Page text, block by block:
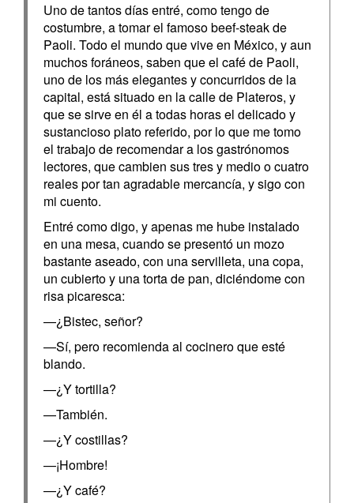
Uno de tantos días entré, como tengo de
costumbre, a tomar el famoso beef-steak de
Paoli. Todo el mundo que vive en México, y aun
muchos foráneos, saben que el café de Paoli,
uno de los más elegantes y concurridos de la
capital, está situado en la calle de Plateros, y
que se sirve en él a todas horas el delicado y
sustancioso plato referido, por lo que me tomo
el trabajo de recomendar a los gastrónomos
lectores, que cambien sus tres y medio o cuatro
reales por tan agradable mercancía, y sigo con
mi cuento.
Entré como digo, y apenas me hube instalado
en una mesa, cuando se presentó un mozo
bastante aseado, con una servilleta, una copa,
un cubierto y una torta de pan, diciéndome con
risa picaresca:
—¿Bistec, señor?
—Sí, pero recomienda al cocinero que esté
blando.
—¿Y tortilla?
—También.
—¿Y costillas?
—¡Hombre!
—¿Y café?